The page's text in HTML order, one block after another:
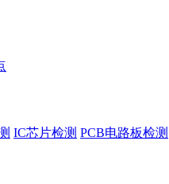
IC芯片检测 PCB电路板检测